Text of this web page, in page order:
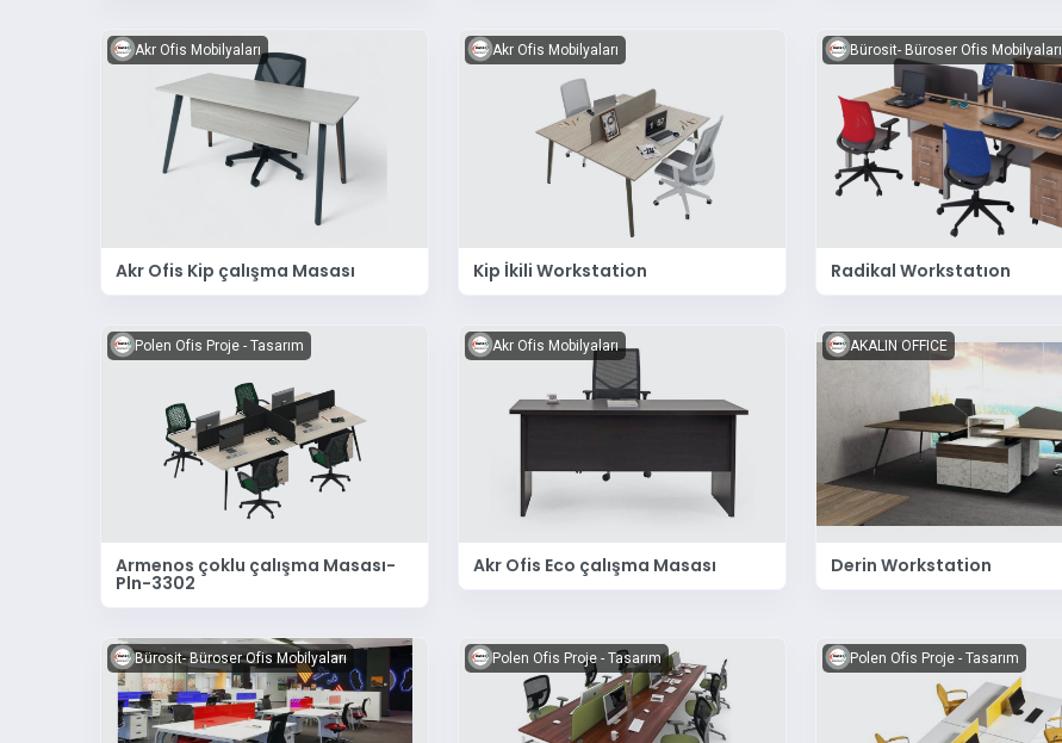
Akr Ofis Mobilyaları
Akr Ofis Kip çalışma Masası
Akr Ofis Mobilyaları
Kip İkili Workstation
Bürosit- Büroser Ofis Mobilyaları
Radikal Workstatıon
Polen Ofis Proje - Tasarım
Armenos çoklu çalışma Masası-
Pln-3302
Akr Ofis Mobilyaları
Akr Ofis Eco çalışma Masası
AKALIN OFFICE
Derin Workstation
Bürosit- Büroser Ofis Mobilyaları Polen Ofis Proje - Tasarım Polen Ofis Proje - Tasarım